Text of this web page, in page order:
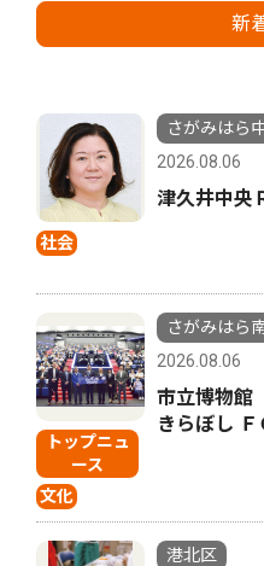
新
社会
さがみはら
2026.08.06
津久井中央
トップニュ
ース
文化
さがみはら
2026.08.06
市立博物
きらぼし
港北区